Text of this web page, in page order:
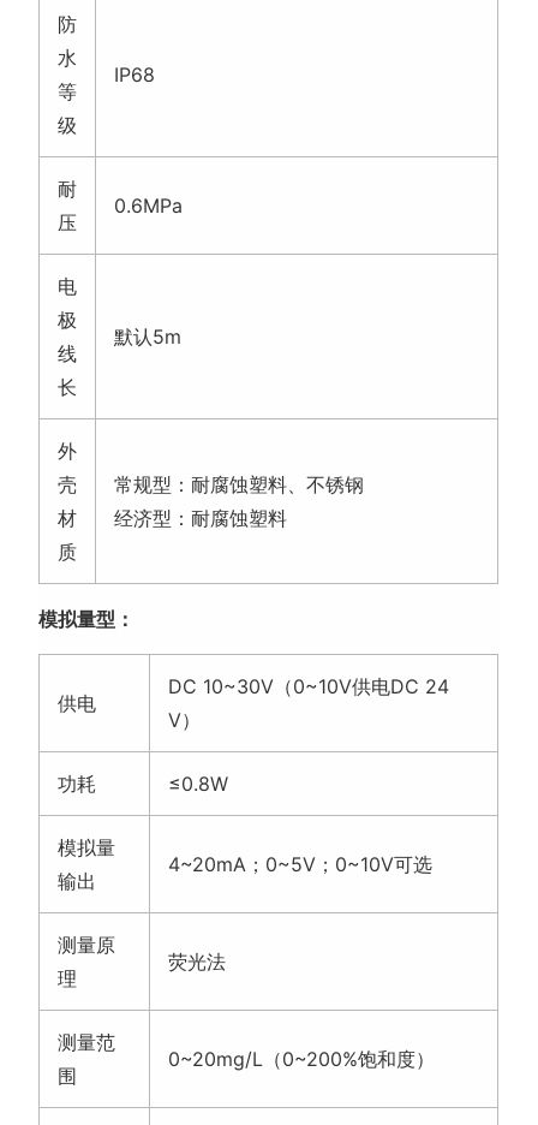
防
水
等
级
IP68
耐
压
0.6MPa
电
极
线
长
默认5m
外
壳
材
质
常规型：耐腐蚀塑料、不锈钢
经济型：耐腐蚀塑料
模拟量型：
供电
DC 10~30V（0~10V供电DC 24
V）
功耗 ≤0.8W
模拟量
输出
4~20mA；0~5V；0~10V可选
测量原
理
荧光法
测量范
围
0~20mg/L（0~200%饱和度）